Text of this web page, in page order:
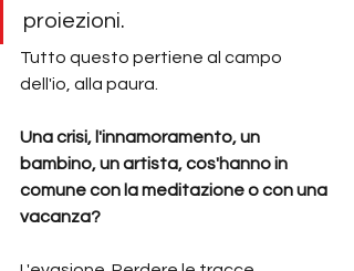
proiezioni.
Tutto questo pertiene al campo
dell'io, alla paura.
Una crisi, l'innamoramento, un
bambino, un artista, cos'hanno in
comune con la meditazione o con una
vacanza?